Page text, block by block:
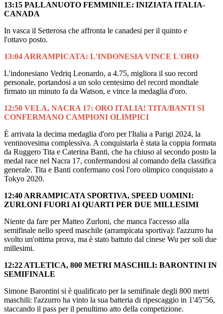
13:15 PALLANUOTO FEMMINILE: INIZIATA ITALIA-
CANADA
In vasca il Setterosa che affronta le canadesi per il quinto e
l'ottavo posto.
13:04 ARRAMPICATA: L'INDONESIA VINCE L'ORO
L'indonesiano Vedriq Leonardo, a 4.75, migliora il suo record
personale, portandosi a un solo centesimo del record mondiale
firmato un minuto fa da Watson, e vince la medaglia d'oro.
12:50 VELA, NACRA 17: ORO ITALIA! TITA/BANTI SI
CONFERMANO CAMPIONI OLIMPICI
È arrivata la decima medaglia d'oro per l'Italia a Parigi 2024, la
ventinovesima complessiva. A conquistarla è stata la coppia formata
da Ruggero Tita e Caterina Banti, che ha chiuso al secondo posto la
medal race nel Nacra 17, confermandosi al comando della classifica
generale. Tita e Banti confermano così l'oro olimpico conquistato a
Tokyo 2020.
12:40 ARRAMPICATA SPORTIVA, SPEED UOMINI:
ZURLONI FUORI AI QUARTI PER DUE MILLESIMI
Niente da fare per Matteo Zurloni, che manca l'accesso alla
semifinale nello speed maschile (arrampicata sportiva): l'azzurro ha
svolto un'ottima prova, ma è stato battuto dal cinese Wu per soli due
millesimi.
12:22 ATLETICA, 800 METRI MASCHILI: BARONTINI IN
SEMIFINALE
Simone Barontini si è qualificato per la semifinale degli 800 metri
maschili: l'azzurro ha vinto la sua batteria di ripescaggio in 1'45''56,
staccando il pass per il penultimo atto della competizione.